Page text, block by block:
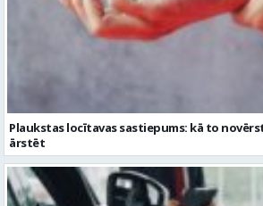
Plaukstas locītavas sastiepums: kā to
ārstēt